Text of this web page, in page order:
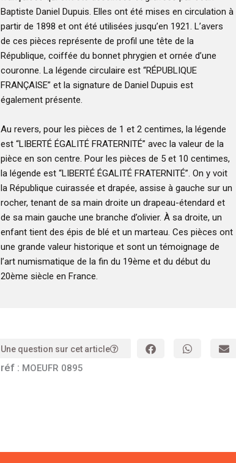
Baptiste Daniel Dupuis. Elles ont été mises en circulation à
partir de 1898 et ont été utilisées jusqu’en 1921. L’avers
de ces pièces représente de profil une tête de la
République, coiffée du bonnet phrygien et ornée d’une
couronne. La légende circulaire est “RÉPUBLIQUE
FRANÇAISE” et la signature de Daniel Dupuis est
également présente.
Au revers, pour les pièces de 1 et 2 centimes, la légende
est “LIBERTÉ ÉGALITÉ FRATERNITÉ” avec la valeur de la
pièce en son centre. Pour les pièces de 5 et 10 centimes,
la légende est “LIBERTÉ ÉGALITÉ FRATERNITÉ”. On y voit
la République cuirassée et drapée, assise à gauche sur un
rocher, tenant de sa main droite un drapeau-étendard et
de sa main gauche une branche d’olivier. À sa droite, un
enfant tient des épis de blé et un marteau. Ces pièces ont
une grande valeur historique et sont un témoignage de
l’art numismatique de la fin du 19ème et du début du
20ème siècle en France.
Une question sur cet article
réf : MOEUFR 0895